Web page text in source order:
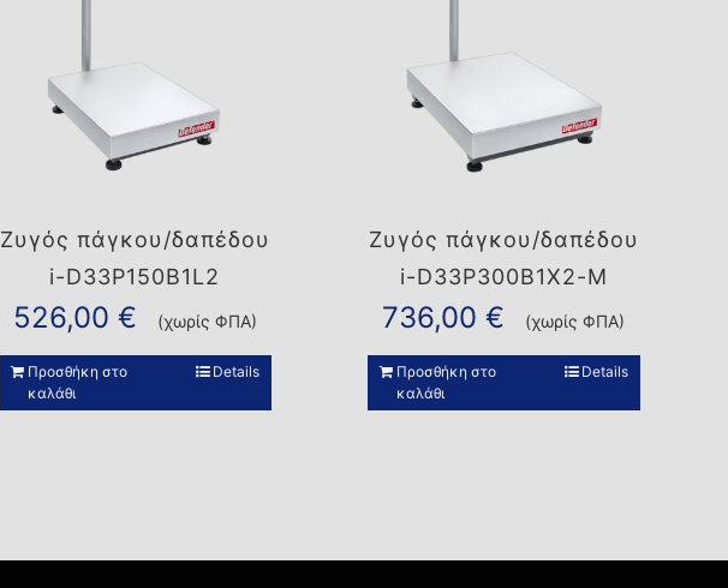
Ζυγός πάγκου/δαπέδου
i-D33P150B1L2
526,00 € (χωρίς ΦΠΑ)
Προσθήκη στο
καλάθι
Details
Ζυγός πάγκου/δαπέδου
i-D33P300B1X2-M
736,00€ (χωρίς ΦΠΑ)
Προσθήκη στο
καλάθι
Details